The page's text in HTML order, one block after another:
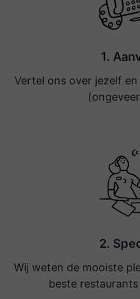
Geweldige dingen
meegemaakt. Mede
te vergeten. Ook
waren geweldig! Ze
Engels, behulpzaam
waar onze chauffeur
bracht was zeer
ruimtelijk en koel.
uitstapjes waren
zodat wij alleen
gecanceld, Namaste
dagprogramma
meedenken :-)
1.
Vertel ons over jezelf
2.
Wij weten de mooiste
beste